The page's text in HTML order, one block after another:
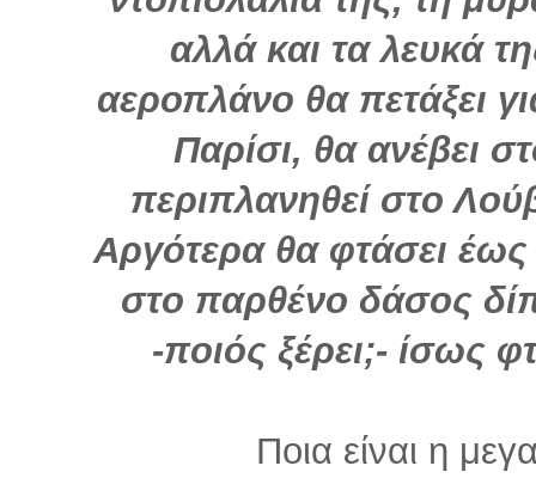
αλλά και τα λευκά
αεροπλάνο θα πετάξει
Παρίσι, θα ανέβει
περιπλανηθεί στο
Αργότερα θα φτάσει
στο παρθένο δάσος
-ποιός ξέρει;- ίσως
Ποια είναι η